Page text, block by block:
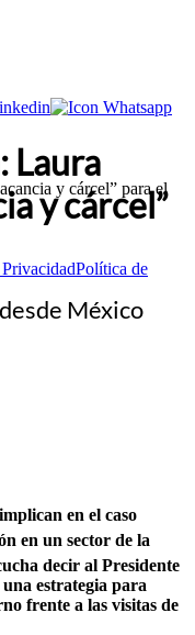
y cárcel” para el
Política de
Laura
y cárcel”
México
en el caso
en un sector de la
decir al Presidente
estrategia para
frente a las visitas de